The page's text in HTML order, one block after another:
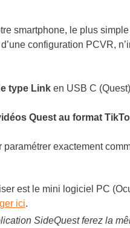
smartphone, le plus simple
configuration PCVR,
type Linken USB C
Quest au format
exactement
est le mini logiciel PC
ici.
SideQuest ferez la